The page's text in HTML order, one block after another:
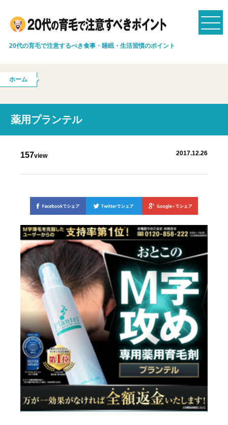
20代の育毛で注意するべき食事・睡眠・生活習慣のポイント
ホーム
薬用プランテル
157view 2017.12.26